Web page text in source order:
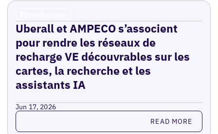
Uberall et AMPECO s’associent
pour rendre les réseaux de
recharge VE découvrables sur les
cartes, la recherche et les
assistants IA
Jun 17, 2026
Read more READ MORE